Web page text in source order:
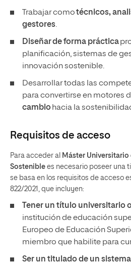
Trabajar comotécnicos,
gestores.
Diseñar de forma práctica
planificación, sistemas de
innovación sostenible.
Desarrollar todas las
para convertirse en motores
cambio hacia la
Requisitos de acceso
Para acceder al Máster
Sostenible es necesario poseer una
se basa en los requisitos de acceso
822/2021, que incluyen:
Tener un título universitario
institución de educación
Europeo de Educación
miembro que habilite para
Ser un titulado de un